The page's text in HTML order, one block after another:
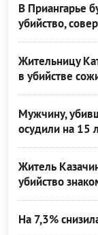
В Приангарье
убийство,
Жительницу
в убийстве
Мужчину,
осудили на 15
Житель
убийство
На 7,3%